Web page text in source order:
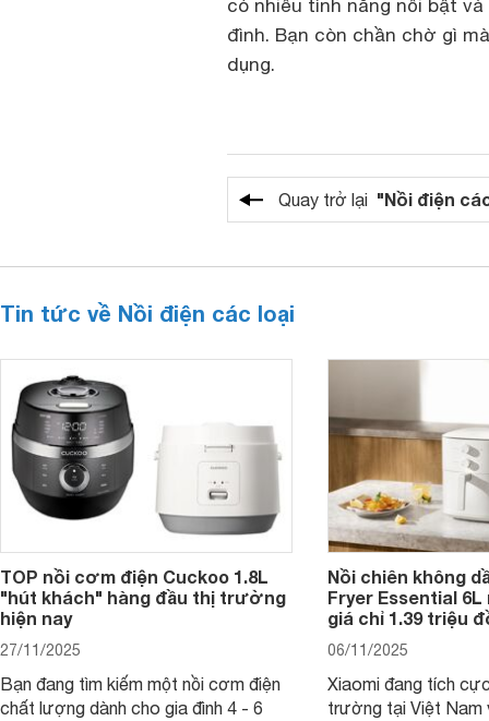
có nhiều tính năng nổi bật
đình. Bạn còn chần chờ gì
dụng.
Quay trở lại "Nồi điện
Tin tức về Nồi điện các loại
TOP nồi cơm điện Cuckoo 1.8L
"hút khách" hàng đầu thị trường
hiện nay
27/11/2025
Bạn đang tìm kiếm một nồi cơm điện
chất lượng dành cho gia đình 4 - 6
Nồi chiên không
Fryer Essential
giá chỉ 1.39 triệu
06/11/2025
Xiaomi đang tích
trường tại Việt Nam